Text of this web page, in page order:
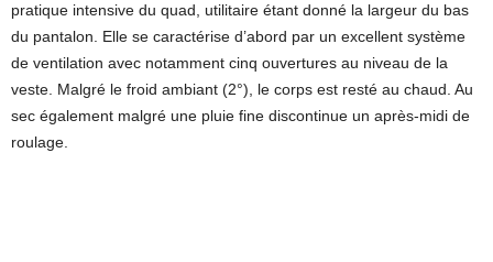
pratique intensive du quad, utilitaire étant donné la largeur du bas
du pantalon. Elle se caractérise d’abord par un excellent système
de ventilation avec notamment cinq ouvertures au niveau de la
veste. Malgré le froid ambiant (2°), le corps est resté au chaud. Au
sec également malgré une pluie fine discontinue un après-midi de
roulage.